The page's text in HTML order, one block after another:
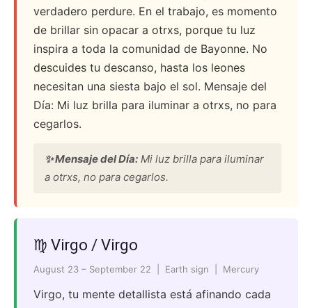
verdadero perdure. En el trabajo, es momento
de brillar sin opacar a otrxs, porque tu luz
inspira a toda la comunidad de Bayonne. No
descuides tu descanso, hasta los leones
necesitan una siesta bajo el sol. Mensaje del
Día: Mi luz brilla para iluminar a otrxs, no para
cegarlos.
✨ Mensaje del Día: Mi luz brilla para iluminar
a otrxs, no para cegarlos.
♍ Virgo / Virgo
August 23 – September 22 | Earth sign | Mercury
Virgo, tu mente detallista está afinando cada